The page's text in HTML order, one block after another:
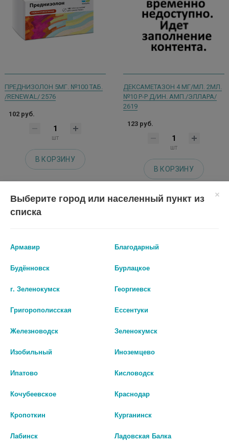
ПРЕДНИЗОЛОН 5МГ. №100 ТАБ.
/RENEWAL/ 2576
102 руб.
шт
В КОРЗИНУ
ДЕКСАМЕТАЗОН 4 МГ/МЛ. 2МЛ.
№10 Р-Р Д/ИН. АМП./ЭЛЛАРА/
2619
123 руб.
шт
В КОРЗИНУ
№30 ТАБ. П.П.О. 0630
3 878 руб.
В КОРЗИНУ
600МГ №30
0 руб.
Выберите город или населенный пункт из
списка
Армавир Благодарный
Будённовск Бурлацкое
г. Зеленокумск Георгиевск
Григорополисская Ессентуки
Железноводск Зеленокумск
Изобильный Иноземцево
Ипатово Кисловодск
Кочубеевское Краснодар
Кропоткин Курганинск
Лабинск Ладовская Балка